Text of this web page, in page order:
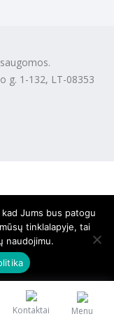
Kontaktai Menu
g. 1-132, LT-08353
Jums bus patogu
tinklalapyje, tai
naudojimu.